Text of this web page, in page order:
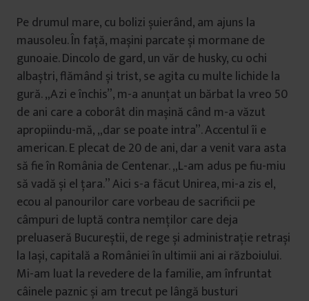
Pe drumul mare, cu bolizi șuierând, am ajuns la
mausoleu. În față, mașini parcate și mormane de
gunoaie. Dincolo de gard, un văr de husky, cu ochi
albaștri, flămând și trist, se agita cu multe lichide la
gură. „Azi e închis”, m-a anunțat un bărbat la vreo 50
de ani care a coborât din mașină când m-a văzut
apropiindu-mă, „dar se poate intra”. Accentul îi e
american. E plecat de 20 de ani, dar a venit vara asta
să fie în România de Centenar. „L-am adus pe fiu-miu
să vadă și el țara.” Aici s-a făcut Unirea, mi-a zis el,
ecou al panourilor care vorbeau de sacrificii pe
câmpuri de luptă contra nemților care deja
preluaseră Bucureștii, de rege și administrație retrași
la Iași, capitală a României în ultimii ani ai războiului.
Mi-am luat la revedere de la familie, am înfruntat
câinele paznic și am trecut pe lângă busturi